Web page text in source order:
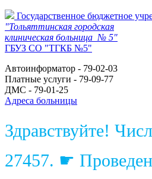
Государственное бюджетное
"Тольяттинская городская
клиническая больница № 5"
ГБУЗ СО "ТГКБ №5"
Автоинформатор - 79-02-03
Платные услуги - 79-09-77
ДМС - 79-01-25
Адреса больницы
Здравствуйте!
27457. ☛